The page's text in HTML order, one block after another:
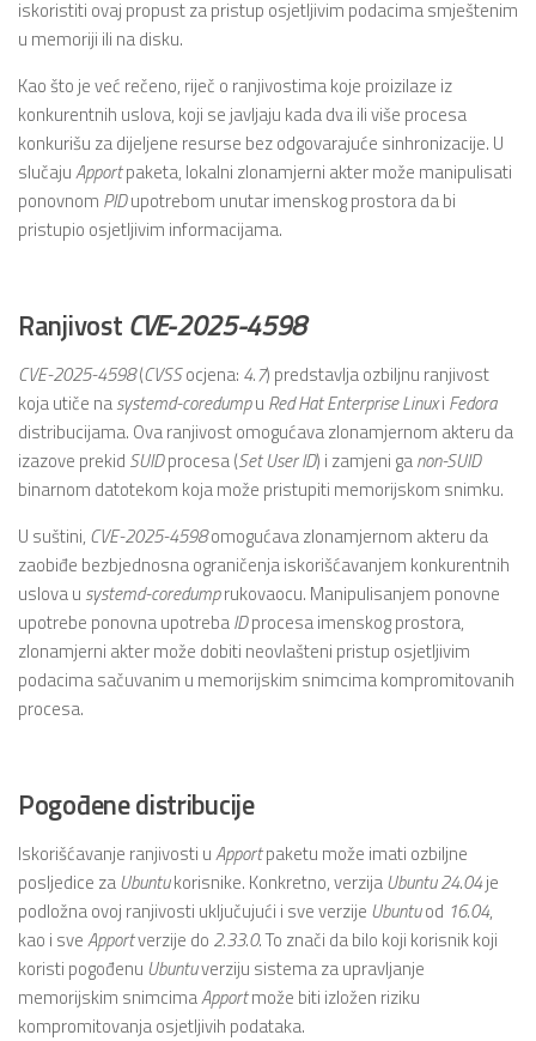
iskoristiti ovaj propust za pristup osjetljivim podacima smještenim
u memoriji ili na disku.
Kao što je već rečeno, riječ o ranjivostima koje proizilaze iz
konkurentnih uslova, koji se javljaju kada dva ili više procesa
konkurišu za dijeljene resurse bez odgovarajuće sinhronizacije. U
slučajuApportpaketa, lokalni zlonamjerni akter može manipulisati
ponovnom PIDupotrebom unutar imenskog prostora da bi
pristupio osjetljivim informacijama.
Ranjivost CVE-2025-4598
CVE-2025-4598(CVSSocjena: 4.7) predstavlja ozbiljnu ranjivost
koja utiče nasystemd-coredumpu Red Hat Enterprise Linuxi Fedora
distribucijama. Ova ranjivost omogućava zlonamjernom akteru da
izazove prekid SUIDprocesa (Set User ID) i zamjeni ganon-SUID
binarnom datotekom koja može pristupiti memorijskom snimku.
U suštini, CVE-2025-4598omogućava zlonamjernom akteru da
zaobiđe bezbjednosna ograničenja iskorišćavanjem konkurentnih
uslova u systemd-coredumprukovaocu. Manipulisanjem ponovne
upotrebe ponovna upotrebaIDprocesa imenskog prostora,
zlonamjerni akter može dobiti neovlašteni pristup osjetljivim
podacima sačuvanim u memorijskim snimcima kompromitovanih
procesa.
Pogođene distribucije
Iskorišćavanje ranjivosti uApportpaketu može imati ozbiljne
posljedice zaUbuntukorisnike. Konkretno, verzijaUbuntu24.04je
podložna ovoj ranjivosti uključujući i sve verzije Ubuntuod 16.04,
kao i sveApportverzije do 2.33.0. To znači da bilo koji korisnik koji
koristi pogođenu Ubuntuverziju sistema za upravljanje
memorijskim snimcimaApportmože biti izložen riziku
kompromitovanja osjetljivih podataka.